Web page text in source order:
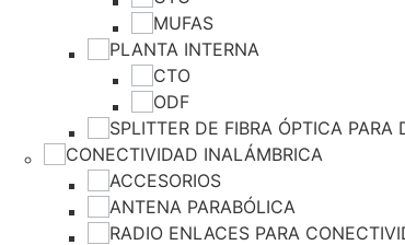
MUFAS
PLANTA INTERNA
CTO
ODF
SPLITTER DE FIBRA ÓPTICA PARA
CONECTIVIDAD INALÁMBRICA
ACCESORIOS
ANTENA PARABÓLICA
RADIO ENLACES PARA